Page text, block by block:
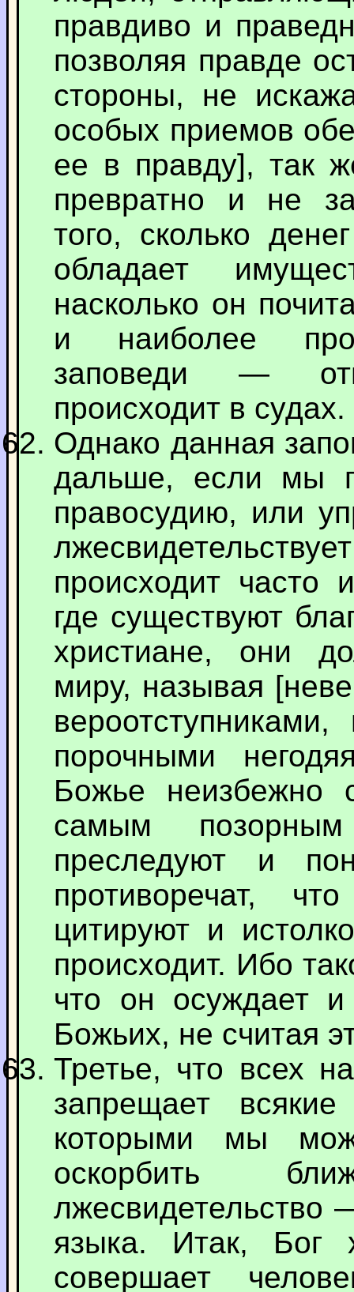
правдиво и
позволяя правде
стороны, не
особых приемов
ее в правду], так
превратно и не
того, сколько
обладает
насколько он
и наиболее
заповеди —
происходит в судах.
Однако данная
дальше, если мы
правосудию, или
происходит часто
где существуют
христиане, они
миру, называя
порочными
Божье неизбежно
самым
преследуют и
противоречат,
цитируют и
происходит. Ибо
что он осуждает
Божьих, не считая
Третье, что всех
запрещает
которыми мы
оскорбить
лжесвидетельство
языка. Итак, Бог
совершает